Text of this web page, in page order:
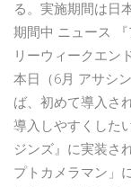
る。実施期間は日
期間中 ニュース
リーウィークエン
本日（6月 アサシ
ば、初めて導入さ
導入しやすくした
ジンズ』に実装さ
プトカメラマン」